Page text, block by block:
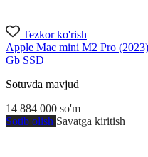
Tezkor ko'rish
Apple Mac mini M2 Pro
Gb SSD
Sotuvda mavjud
14 884 000 so'm
Sotib olish Savatga kiritish